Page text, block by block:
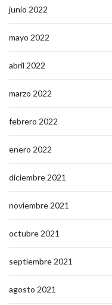
junio 2022
mayo 2022
abril 2022
marzo 2022
febrero 2022
enero 2022
diciembre 2021
noviembre 2021
octubre 2021
septiembre 2021
agosto 2021